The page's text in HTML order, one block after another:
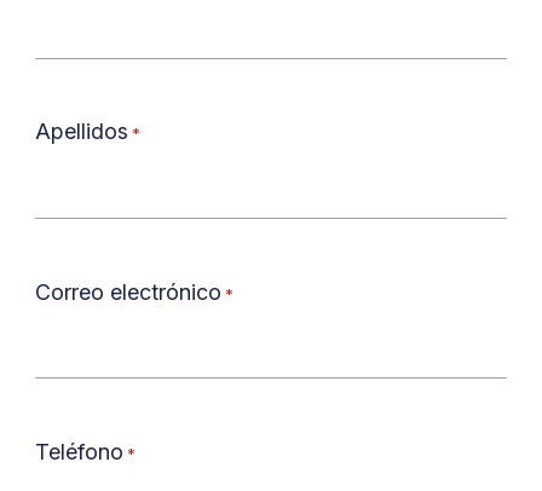
Apellidos *
Correo electrónico *
Teléfono *